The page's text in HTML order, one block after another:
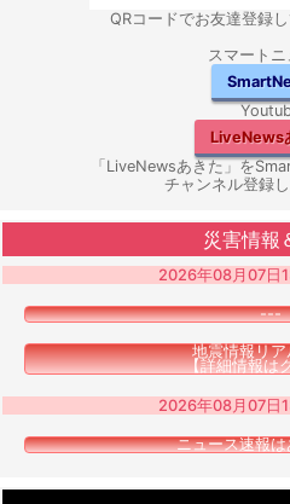
QRコードでお友達登録
スマートニ
LiveNews
「LiveNewsあきた」を
チャンネル登録
災害情報
2026年08月07日
---
地震情報リ
【詳細情報は
2026年08月07日
ニュース速報